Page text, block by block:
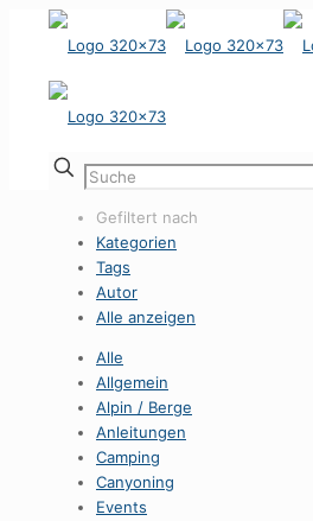
Gefiltert nach
Kategorien
Tags
Autor
Alle anzeigen
Alle
Allgemein
Alpin / Berge
Anleitungen
Camping
Canyoning
Events